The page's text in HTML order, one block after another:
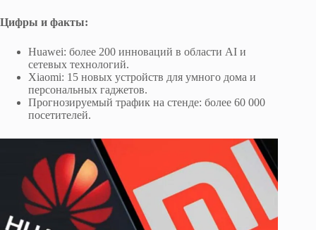
Цифры и факты:
Huawei: более 200 инноваций в области AI и
сетевых технологий.
Xiaomi: 15 новых устройств для умного дома и
персональных гаджетов.
Прогнозируемый трафик на стенде: более 60 000
посетителей.